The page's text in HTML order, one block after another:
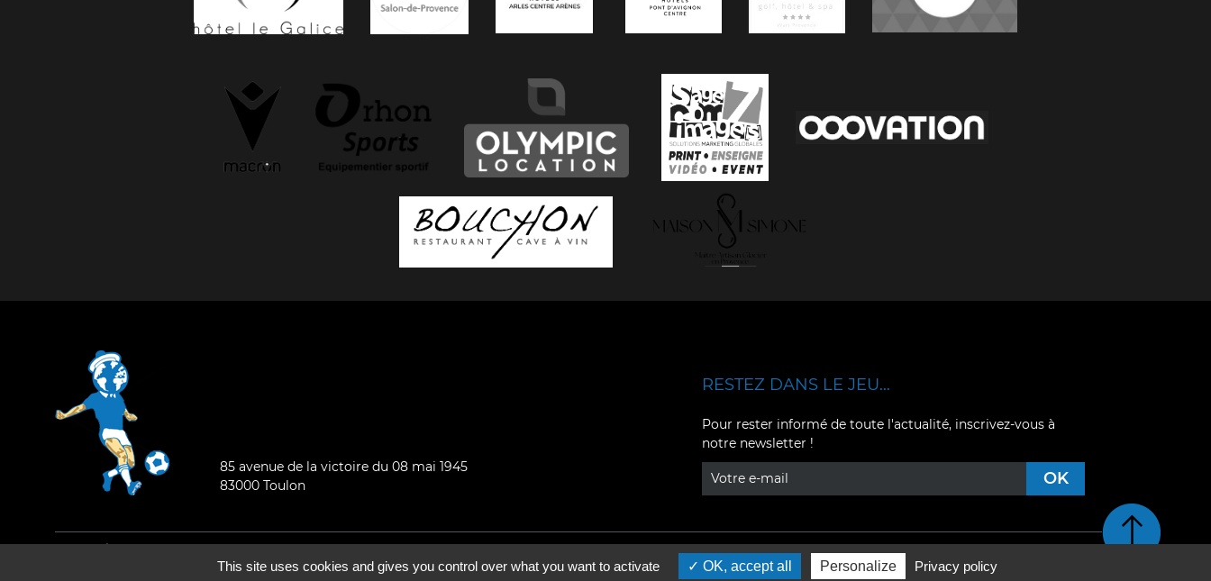
85 avenue de la victoire du 08 mai 1945
83000 Toulon
YouTube
RESTEZ DANS LE JEU...
Pour rester informé de toute l'actualité, inscrivez-vous à
notre newsletter !
Mentions légales-Qui sommes-nous ?
©2026 - Tous droits réservés - Conception :epartenair e
Retour en haut de page
This site uses cookies and gives you control over what you want to activate OK, accept all Personalize Privacy policy